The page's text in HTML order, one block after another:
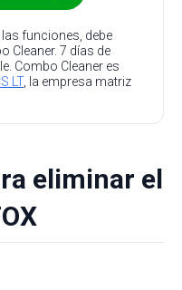
funciones, debe
Cleaner. 7 días de
Combo Cleaner es
LT, la empresa matriz
eliminar el